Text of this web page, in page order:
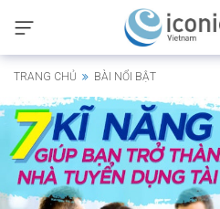
TRANG CHỦ BÀI NỔI BẬT